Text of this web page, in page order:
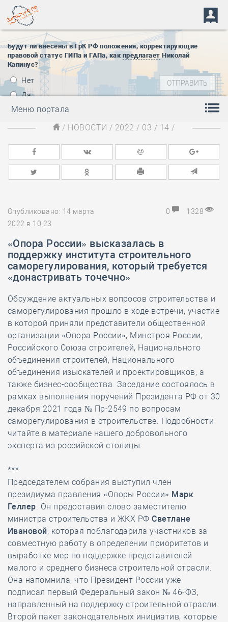
Будут ли внесены в ГрК РФ положения, корректирующие
правовой статус ГИПа и ГАПа, как предлагает Николай
Капинус?
Нет
Да
Меню портала
/ НОВОСТИ / 2022 / 03 / 14 /
Опубликовано: 14 марта
2022 в 10:23
0 1328
«Опора России» высказалась в
поддержку института строительного
саморегулирования, который требуется
«донастривать точечно»
Обсуждение актуальных вопросов строительства и
саморегулирования прошло в ходе встречи, участие
в которой приняли представители общественной
организации «Опора России», Минстроя России,
Российского Союза строителей, Национального
объединения строителей, Национального
объединения изыскателей и проектировщиков, а
также бизнес-сообщества. Заседание состоялось в
рамках выполнения поручений Президента РФ от 30
декабря 2021 года № Пр-2549 по вопросам
саморегулирования в строительстве. Подробности
читайте в материале нашего добровольного
эксперта из российской столицы.
***
Председателем собрания выступил член
президиума правления «Опоры России» Марк
Геллер. Он предоставил слово заместителю
министра строительства и ЖКХ РФСветлане
Ивановой, которая поблагодарила участников за
совместную работу в определении приоритетов и
выработке мер по поддержке представителей
малого и среднего бизнеса строительной отрасли.
Она напомнила, что Президент России уже
подписал первый Федеральный закон № 46-ФЗ,
направленный на поддержку строительной отрасли.
Второй пакет законодательных инициатив, которые